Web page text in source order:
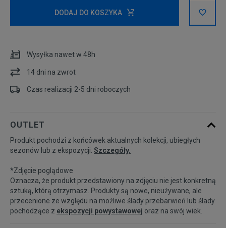
38 24 cm
39 24,5 cm
35/36 22 cm
41/42 26,5 cm
DODAJ DO KOSZYKA
Wysyłka nawet w 48h
14 dni na zwrot
Czas realizacji 2-5 dni roboczych
OUTLET
Produkt pochodzi z końcówek aktualnych kolekcji, ubiegłych
sezonów lub z ekspozycji. Szczegóły.
*Zdjęcie poglądowe
Oznacza, że produkt przedstawiony na zdjęciu nie jest konkretną
sztuką, którą otrzymasz. Produkty są nowe, nieużywane, ale
przecenione ze względu na możliwe ślady przebarwień lub ślady
pochodzące z ekspozycji powystawowej oraz na swój wiek.